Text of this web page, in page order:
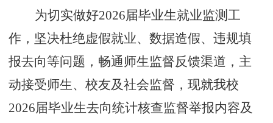
为切实做好2026届毕业生就业监测工
作，坚决杜绝虚假就业、数据造假、违规填
报去向等问题，畅通师生监督反馈渠道，主
动接受师生、校友及社会监督，现就我校
2026届毕业生去向统计核查监督举报内容及